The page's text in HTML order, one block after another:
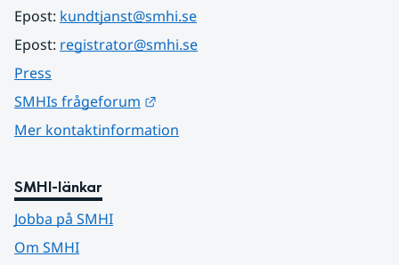
Epost: kundtjanst@smhi.se
Epost: registrator@smhi.se
Press
SMHIs frågeforum
Mer kontaktinformation
SMHI-länkar
Jobba på SMHI
Om SMHI